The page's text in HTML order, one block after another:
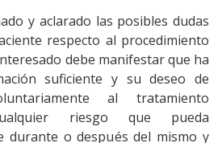
y aclarado las posibles dudas
respecto al procedimiento
debe manifestar que ha
suficiente y su deseo de
al tratamiento
riesgo que pueda
durante o después del mismo y